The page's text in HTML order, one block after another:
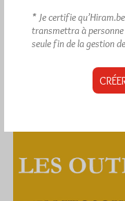
* Je certifie
transmettra à personne
seule fin de la gestion